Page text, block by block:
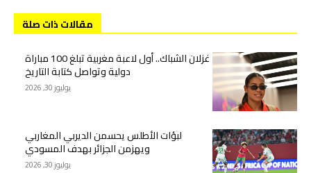
مقالات ذات صلة
غزلان الشباك.. أول لاعبة مغربية تبلغ 100 مباراة
دولية وتواصل كتابة التاريخ
يوليوز 30, 2026
لبؤات الأطلس يحسمن الديربي المغاربي
ويهزمن الجزائر بهدف المسودي
يوليوز 30, 2026